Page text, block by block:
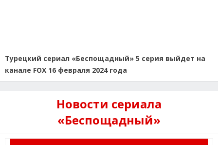
Турецкий сериал «Беспощадный» 5 серия выйдет на
канале FOX 16 февраля 2024 года
Новости сериала
«Беспощадный»